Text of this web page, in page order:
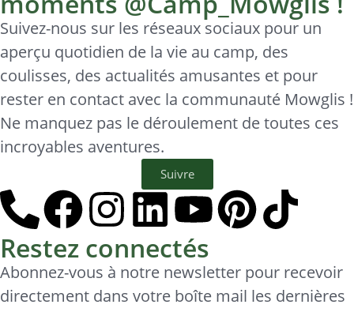
Suivez-nous sur les réseaux sociaux pour un
aperçu quotidien de la vie au camp, des
coulisses, des actualités amusantes et pour
rester en contact avec la communauté Mowglis !
Ne manquez pas le déroulement de toutes ces
incroyables aventures.
Suivre
Restez connectés
Abonnez-vous à notre newsletter pour recevoir
directement dans votre boîte mail les dernières